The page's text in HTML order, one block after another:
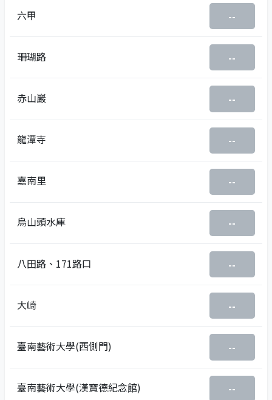
六甲 --
珊瑚路 --
赤山巖 --
龍潭寺 --
嘉南里 --
烏山頭水庫 --
八田路、171路口 --
大崎 --
臺南藝術大學(西側門) --
臺南藝術大學(漢寶德紀念館) --